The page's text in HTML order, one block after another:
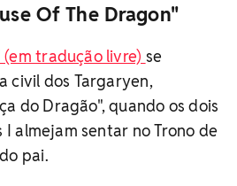
Of The Dragon"
(em tradução livre) se
civil dos Targaryen,
do Dragão", quando os dois
I almejam sentar no Trono de
pai.